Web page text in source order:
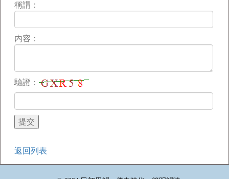
稱謂：
内容：
驗證：
返回列表